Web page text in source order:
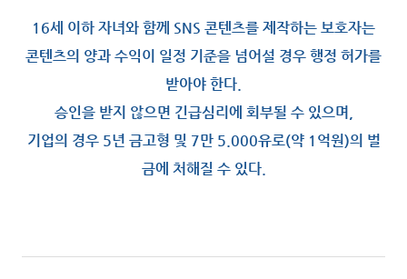
16세 이하 자녀와 함께 SNS 콘텐츠를 제작하는 보호자는
콘텐츠의 양과 수익이 일정 기준을 넘어설 경우 행정 허가를
받아야 한다.
승인을 받지 않으면 긴급심리에 회부될 수 있으며,
기업의 경우 5년 금고형 및 7만 5.000유로(약 1억원)의 벌
금에 처해질 수 있다.